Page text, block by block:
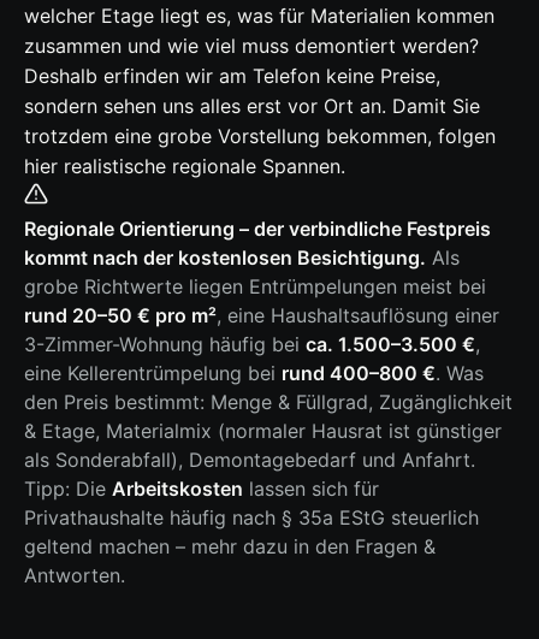
welcher Etage liegt es, was für Materialien kommen
zusammen und wie viel muss demontiert werden?
Deshalb erfinden wir am Telefon keine Preise,
sondern sehen uns alles erst vor Ort an. Damit Sie
trotzdem eine grobe Vorstellung bekommen, folgen
hier realistische regionale Spannen.
Regionale Orientierung – der verbindliche Festpreis
kommt nach der kostenlosen Besichtigung. Als
grobe Richtwerte liegen Entrümpelungen meist bei
rund 20–50 € pro m², eine Haushaltsauflösung einer
3-Zimmer-Wohnung häufig bei ca. 1.500–3.500 €,
eine Kellerentrümpelung bei rund 400–800 €. Was
den Preis bestimmt: Menge & Füllgrad, Zugänglichkeit
& Etage, Materialmix (normaler Hausrat ist günstiger
als Sonderabfall), Demontagebedarf und Anfahrt.
Tipp: Die Arbeitskosten lassen sich für
Privathaushalte häufig nach § 35a EStG steuerlich
geltend machen – mehr dazu in den Fragen &
Antworten.